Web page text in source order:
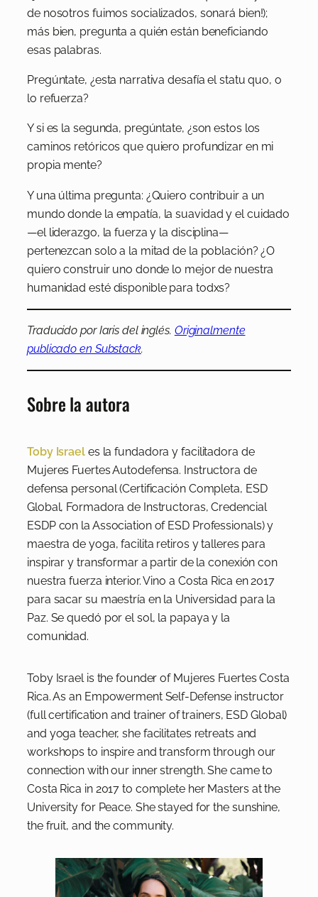
de nosotros fuimos socializados, sonará bien!);
más bien, pregunta a quién están beneficiando
esas palabras.
Pregúntate, ¿esta narrativa desafía el statu quo, o
lo refuerza?
Y si es la segunda, pregúntate, ¿son estos los
caminos retóricos que quiero profundizar en mi
propia mente?
Y una última pregunta: ¿Quiero contribuir a un
mundo donde la empatía, la suavidad y el cuidado
—el liderazgo, la fuerza y la disciplina—
pertenezcan solo a la mitad de la población? ¿O
quiero construir uno donde lo mejor de nuestra
humanidad esté disponible para todxs?
Traducido por Iaris del inglés. Originalmente
publicado en Substack.
Sobre la autora
Toby Israeles la fundadora y facilitadora de
Mujeres Fuertes Autodefensa. Instructora de
defensa personal (Certificación Completa, ESD
Global, Formadora de Instructoras, Credencial
ESDP con la Association of ESD Professionals) y
maestra de yoga, facilita retiros y talleres para
inspirar y transformar a partir de la conexión con
nuestra fuerza interior. Vino a Costa Rica en 2017
para sacar su maestría en la Universidad para la
Paz. Se quedó por el sol, la papaya y la
comunidad.
Toby Israel is the founder of Mujeres Fuertes Costa
Rica. As an Empowerment Self-Defense instructor
(full certification and trainer of trainers, ESD Global)
and yoga teacher, she facilitates retreats and
workshops to inspire and transform through our
connection with our inner strength. She came to
Costa Rica in 2017 to complete her Masters at the
University for Peace. She stayed for the sunshine,
the fruit, and the community.